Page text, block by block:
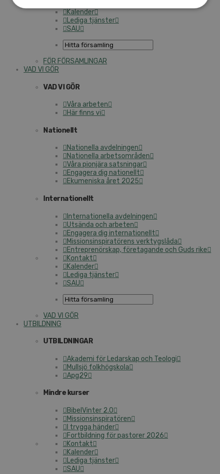
Kalender
Lediga tjänster
SAU
FÖR FÖRSAMLINGAR
VAD VI GÖR
VAD VI GÖR
Våra arbeten
Här finns vi
Nationellt
Nationella avdelningen
Nationella arbetsområden
Våra pionjära satsningar
Engagera dig nationellt
Ekumeniska året 2025
Internationellt
Internationella avdelningen
Utsända och arbeten
Engagera dig internationellt
Missionsinspiratörens verktygslåda
Entreprenörskap, företagande och Guds rike
Kontakt
Kalender
Lediga tjänster
SAU
VAD VI GÖR
UTBILDNING
UTBILDNINGAR
Akademi för Ledarskap och Teologi
Mullsjö folkhögskola
Apg29
Mindre kurser
BibelVinter 2.0
Missionsinspiratören
I trygga händer
Fortbildning för pastorer 2026
Kontakt
Kalender
Lediga tjänster
SAU